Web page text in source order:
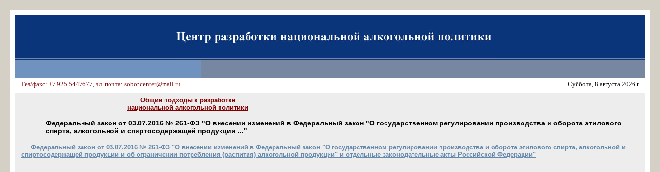
Тел/факс: +7 925 5447677, эл. почта: sobor.center@mail.ru Суббота, 8 августа 2026 г.
Общие подходы к разработке
национальной алкогольной политики
Федеральный закон от 03.07.2016 № 261-ФЗ "О внесении изменений в Федеральный закон "О государственном регулировании производства и оборота этилового
спирта, алкогольной и спиртосодержащей продукции ..."
Федеральный закон от 03.07.2016 № 261-ФЗ "О внесении изменений в Федеральный закон "О государственном регулировании производства и оборота этилового спирта, алкогольной и
спиртосодержащей продукции и об ограничении потребления (распития) алкогольной продукции" и отдельные законодательные акты Российской Федерации"